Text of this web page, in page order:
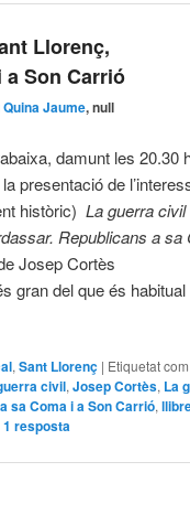
Llorenç,
a Son Carrió
Quina Jaume, null
damunt les 20.30
presentació de
històric)La guerra
Republicans a sa
Josep Cortès
gran del que és
,Sant Llorenç | Etiquetat
civil,Josep Cortès, La
sa Coma i a Son Carrió,
1 resposta